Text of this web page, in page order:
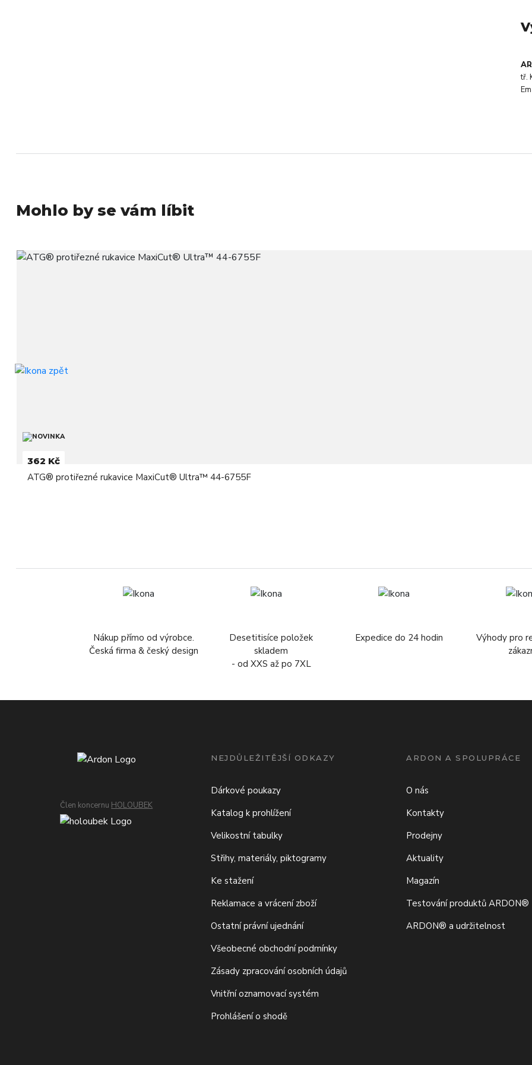
tř.
Mohlo by se vám líbit
362 Kč
ATG® protiřezné rukavice MaxiCut® Ultra™ 44-6755F
Nákup přímo od výrobce.
Česká firma & český design
Desetitisíce položek
skladem
- od XXS až po 7XL
Expedice do 24 hodin
Výhody pro
Člen koncernu HOLOUBEK
NEJDŮLEŽITĚJŠÍ ODKAZY
Dárkové poukazy
Katalog k prohlížení
Velikostní tabulky
Střihy, materiály, piktogramy
Ke stažení
Reklamace a vrácení zboží
Ostatní právní ujednání
Všeobecné obchodní podmínky
Zásady zpracování osobních údajů
Vnitřní oznamovací systém
Prohlášení o shodě
ARDON A SPOLUPRÁCE
O nás
Kontakty
Prodejny
Aktuality
Magazín
Testování produktů ARDON®
ARDON® a udržitelnost